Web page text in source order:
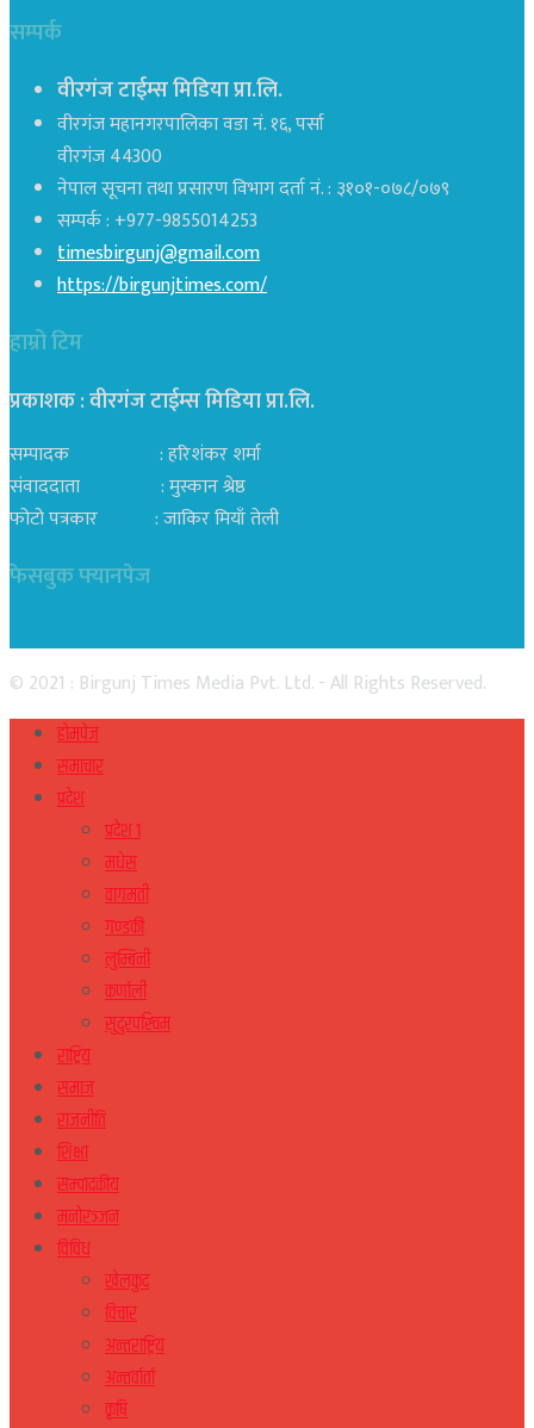
सम्पर्क
वीरगंज टाईम्स मिडिया प्रा.लि.
वीरगंज महानगरपालिका वडा नं. १६, पर्सा
वीरगंज 44300
नेपाल सूचना तथा प्रसारण विभाग दर्ता नं. : ३१०१-०७८/०७९
सम्पर्क : +977-9855014253
timesbirgunj@gmail.com
https://birgunjtimes.com/
हाम्रो टिम
प्रकाशक : वीरगंज टाईम्स मिडिया प्रा‍.लि.
सम्पादक : हरिशंकर शर्मा
संवाददाता : मुस्कान श्रेष्ठ
फोटो पत्रकार : जाकिर मियाँ तेली
फेसबुक फ्यानपेज
© 2021 : Birgunj Times Media Pvt. Ltd. - All Rights Reserved.
होमपेज
समाचार
प्रदेश
प्रदेश १
मधेस
वागमती
गण्डकी
लुम्बिनी
कर्णाली
सुदुरपस्चिम
राष्ट्रिय
समाज
राजनीति
शिक्षा
सम्पादकीय
मनोरञ्जन
विविध
खेलकुद
विचार
अन्तराष्ट्रिय
अन्तर्वार्ता
कृषि